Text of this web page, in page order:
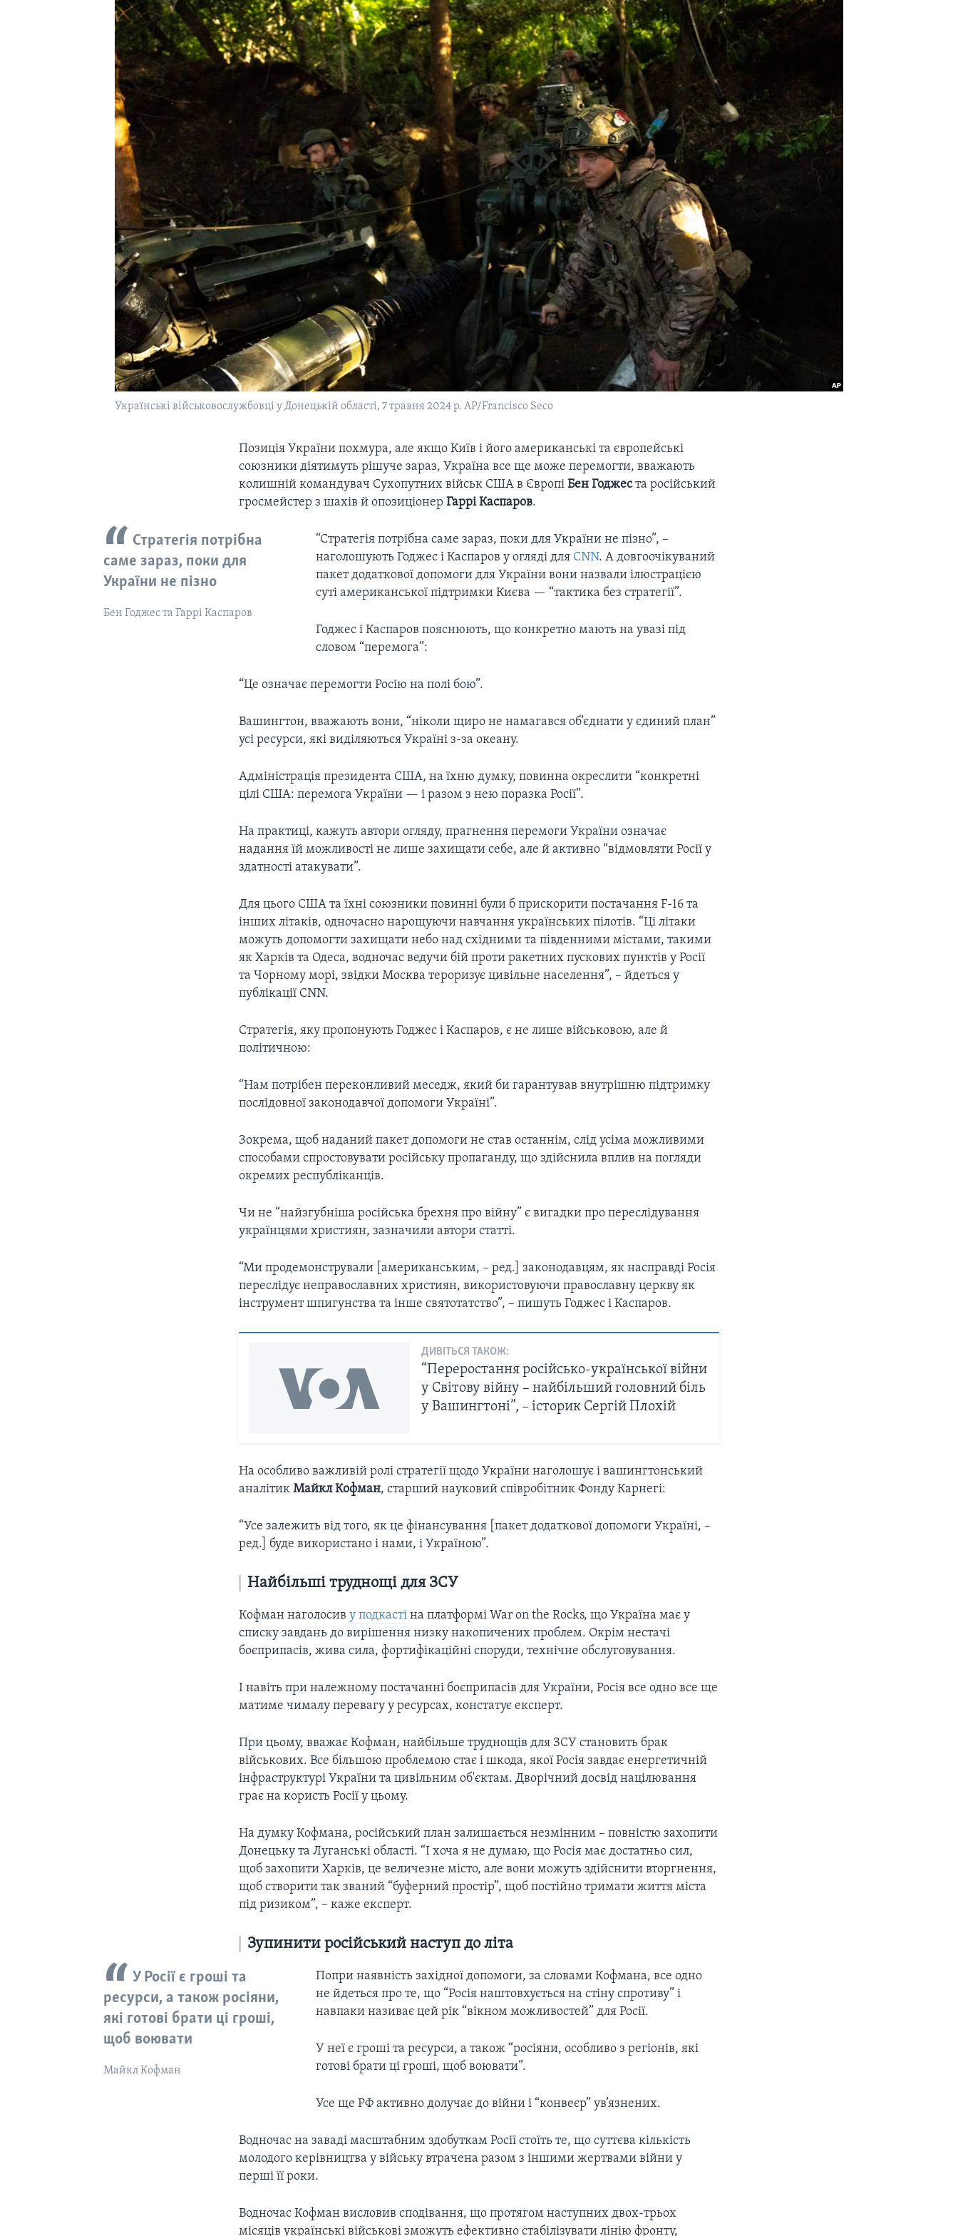
ІСТОРІЇ УСПІХУ УКРАЇНЦІВ
БРИФІНГ ГОЛОСУ АМЕРИКИ
СТУДІЯ ВАШИНГТОН
ПОГЛЯД З ВАШИНГТОНА
Українські військовослужбовці у Донецькій області, 7 травня 2024 р. AP/Francisco Seco
Позиція України похмура, але якщо Київ і його американські та європейські
союзники діятимуть рішуче зараз, Україна все ще може перемогти, вважають
колишній командувач Сухопутних військ США в ЄвропіБен Годжеста російський
гросмейстер з шахів й опозиціонерГаррі Каспаров.
Стратегія потрібна
саме зараз, поки для
України не пізно
Бен Годжес та Гаррі Каспаров
“Стратегія потрібна саме зараз, поки для України не пізно”, –
наголошують Годжес і Каспаров у огляді для CNN. А довгоочікуваний
пакет додаткової допомоги для України вони назвали ілюстрацією
суті американської підтримки Києва — “тактика без стратегії”.
Годжес і Каспаров пояснюють, що конкретно мають на увазі під
словом “перемога”:
“Це означає перемогти Росію на полі бою”.
Вашингтон, вважають вони, “ніколи щиро не намагався об’єднати у єдиний план”
усі ресурси, які виділяються Україні з-за океану.
Адміністрація президента США, на їхню думку, повинна окреслити “конкретні
цілі США: перемога України — і разом з нею поразка Росії”.
На практиці, кажуть автори огляду, прагнення перемоги України означає
надання їй можливості не лише захищати себе, але й активно “відмовляти Росії у
здатності атакувати”.
Для цього США та їхні союзники повинні були б прискорити постачання F-16 та
інших літаків, одночасно нарощуючи навчання українських пілотів. “Ці літаки
можуть допомогти захищати небо над східними та південними містами, такими
як Харків та Одеса, водночас ведучи бій проти ракетних пускових пунктів у Росії
та Чорному морі, звідки Москва тероризує цивільне населення”, – йдеться у
публікації CNN.
Стратегія, яку пропонують Годжес і Каспаров, є не лише військовою, але й
політичною:
“Нам потрібен переконливий меседж, який би гарантував внутрішню підтримку
послідовної законодавчої допомоги Україні”.
Зокрема, щоб наданий пакет допомоги не став останнім, слід усіма можливими
способами спростовувати російську пропаганду, що здійснила вплив на погляди
окремих республіканців.
Чи не “найзгубніша російська брехня про війну” є вигадки про переслідування
українцями християн, зазначили автори статті.
“Ми продемонстрували [американським, – ред.] законодавцям, як насправді Росія
переслідує неправославних християн, використовуючи православну церкву як
інструмент шпигунства та інше святотатство”, – пишуть Годжес і Каспаров.
ДИВІТЬСЯ ТАКОЖ:
“Переростання російсько-української війни
у Світову війну – найбільший головний біль
у Вашингтоні”, – історик Сергій Плохій
На особливо важливій ролі стратегії щодо України наголошує і вашингтонський
аналітикМайкл Кофман, старший науковий співробітник Фонду Карнегі:
“Усе залежить від того, як це фінансування [пакет додаткової допомоги Україні, –
ред.] буде використано і нами, і Україною”.
Найбільші труднощі для ЗСУ
Кофман наголосиву подкасті на платформі War on the Rocks, що Україна має у
списку завдань до вирішення низку накопичених проблем. Окрім нестачі
боєприпасів, жива сила, фортифікаційні споруди, технічне обслуговування.
І навіть при належному постачанні боєприпасів для України, Росія все одно все ще
матиме чималу перевагу у ресурсах, констатує експерт.
При цьому, вважає Кофман, найбільше труднощів для ЗСУ становить брак
військових. Все більшою проблемою стає і шкода, якої Росія завдає енергетичній
інфраструктурі України та цивільним об'єктам. Дворічний досвід націлювання
грає на користь Росії у цьому.
На думку Кофмана, російський план залишається незмінним – повністю захопити
Донецьку та Луганські області. “І хоча я не думаю, що Росія має достатньо сил,
щоб захопити Харків, це величезне місто, але вони можуть здійснити вторгнення,
щоб створити так званий “буферний простір”, щоб постійно тримати життя міста
під ризиком”, – каже експерт.
Зупинити російський наступ до літа
У Росії є гроші та
ресурси, а також росіяни,
які готові брати ці гроші,
щоб воювати
Майкл Кофман
Попри наявність західної допомоги, за словами Кофмана, все одно
не йдеться про те, що “Росія наштовхується на стіну спротиву” і
навпаки називає цей рік “вікном можливостей” для Росії.
У неї є гроші та ресурси, а також “росіяни, особливо з регіонів, які
готові брати ці гроші, щоб воювати”.
Усе ще РФ активно долучає до війни і “конвеєр” ув’язнених.
Водночас на заваді масштабним здобуткам Росії стоїть те, що суттєва кількість
молодого керівництва у війську втрачена разом з іншими жертвами війни у
перші її роки.
Водночас Кофман висловив сподівання, що протягом наступних двох-трьох
місяців українські військові зможуть ефективно стабілізувати лінію фронту,